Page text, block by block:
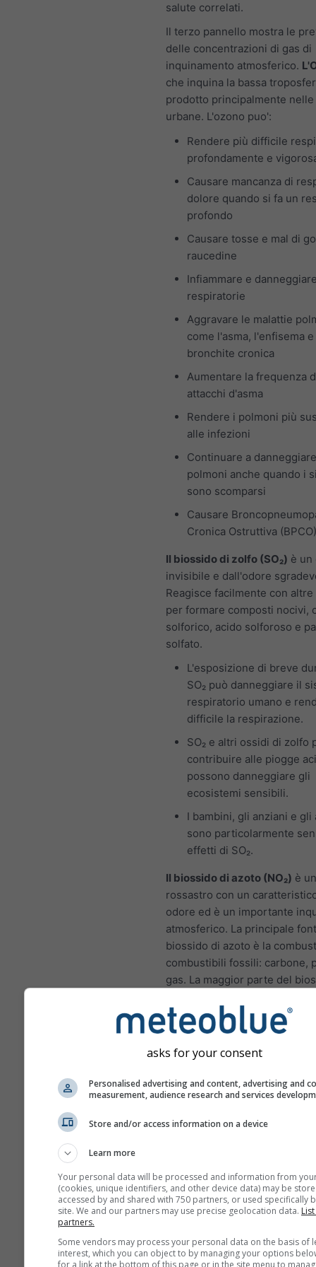
salute correlati.
Il terzo pannello mostra le
delle concentrazioni di gas di
inquinamento atmosferico.
che inquina la bassa
prodotto principalmente nelle
urbane. L'ozono puo':
Rendere più difficile
profondamente e
Causare mancanza di
dolore quando si fa un
profondo
Causare tosse e mal di
raucedine
Infiammare e
respiratorie
Aggravare le malattie
come l'asma, l'enfisema e
bronchite cronica
Aumentare la frequenza
attacchi d'asma
Rendere i polmoni più
alle infezioni
Continuare a
polmoni anche quando i
sono scomparsi
Causare
Cronica Ostruttiva (BPCO)
Il biossido di zolfo (SO₂) è un
invisibile e dall'odore
Reagisce facilmente con
per formare composti nocivi,
solforico, acido solforoso e
solfato.
L'esposizione di breve
SO₂ può danneggiare il
respiratorio umano e
difficile la respirazione.
SO₂ e altri ossidi di zolfo
contribuire alle piogge
possono danneggiare gli
ecosistemi sensibili.
I bambini, gli anziani e gli
sono particolarmente
effetti di SO₂.
Il biossido di azoto (NO₂) è
rossastro con un
odore ed è un importante
atmosferico. La principale
biossido di azoto è la
combustibili fossili: carbone,
gas. La maggior parte del
scarico dei veicoli a motore.
di azoto è un importante
atmosferico perché
formazione di ozono, che
impatti significativi sulla
polmoni e può ridurre
dispnea, tosse,
influenza e bronchite
dell'inquinamento
quarto pannello, che mostra
asks for your consent
Personalised advertising and content, advertising and
measurement, audience research and services
Store and/or access information on a device
Learn more
Your personal data will be processed and information from
(cookies, unique identifiers, and other device data) may be
accessed by and shared with 750 partners, or used specifically
site. We and our partners may use precise geolocation data.
partners.
Some vendors may process your personal data on the basis of
interest, which you can object to by managing your options
for a link at the bottom of this page or in the site menu to